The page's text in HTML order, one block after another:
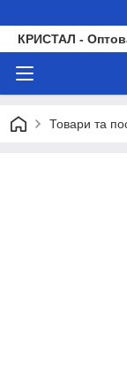
КРИСТАЛ -
Товари та